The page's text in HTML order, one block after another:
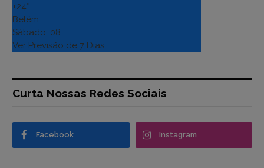
+24°
Belém
Sábado, 08
Ver Previsão de 7 Dias
Curta Nossas Redes Sociais
Facebook Instagram